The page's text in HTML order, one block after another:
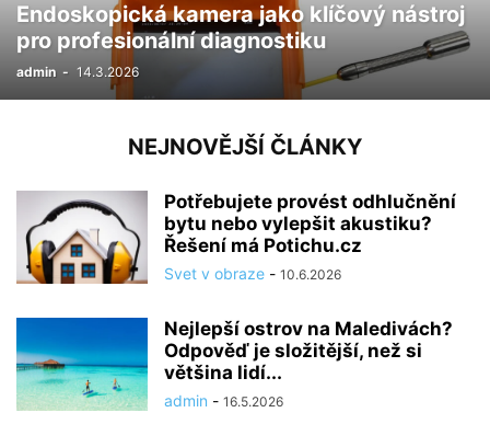
Endoskopická kamera jako klíčový nástroj
pro profesionální diagnostiku
admin - 14.3.2026
NEJNOVĚJŠÍ ČLÁNKY
Potřebujete provést odhlučnění
bytu nebo vylepšit akustiku?
Řešení má Potichu.cz
Svet v obraze - 10.6.2026
Nejlepší ostrov na Maledivách?
Odpověď je složitější, než si
většina lidí...
admin - 16.5.2026